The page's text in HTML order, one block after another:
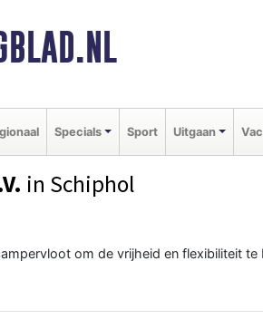
Specials Sport Uitgaan
in Schiphol
om de vrijheid en flexibiliteit te